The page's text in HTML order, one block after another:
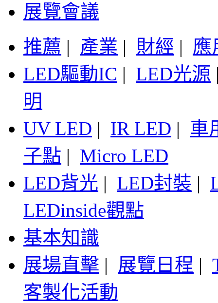
展覽會議
推薦 | 產業 | 財經 | 應
LED驅動IC | LED光源
明
UV LED | IR LED | 車
子點 | Micro LED
LED背光 | LED封裝 |
LEDinside觀點
基本知識
展場直擊 | 展覽日程 |
客製化活動